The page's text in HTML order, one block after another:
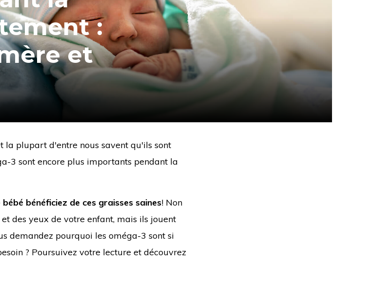
:
et
la plupart d'entre nous savent qu'ils sont
3 sont encore plus importants pendant la
bénéficiez de ces graisses saines! Non
des yeux de votre enfant, mais ils jouent
demandez pourquoi les oméga-3 sont si
? Poursuivez votre lecture et découvrez